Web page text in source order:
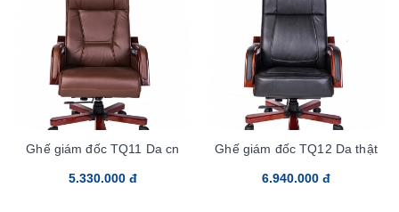
Ghế giám đốc TQ11 Da cn
5.330.000 đ
Ghế giám đốc TQ12 Da thật
6.940.000 đ